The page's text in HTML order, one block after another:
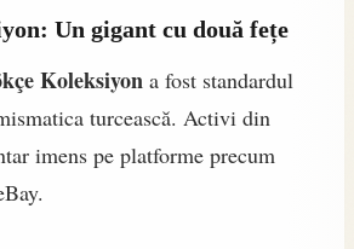
Un gigant cu două fețe
Koleksiyon a fost standardul
turcească. Activi din
imens pe platforme precum